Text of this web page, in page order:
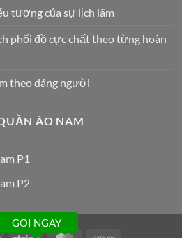
tượng của sự lịch lãm
phối đồ cực chất theo từng hoàn
theo dáng người
ÁO NAM
P1
P2
GỌI NGAY